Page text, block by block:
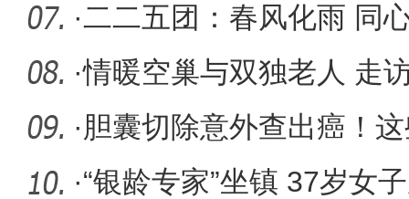
·二二五团：春风化雨 同
·情暖空巢与双独老人 走
·胆囊切除意外查出癌！
·“银龄专家”坐镇 37岁女